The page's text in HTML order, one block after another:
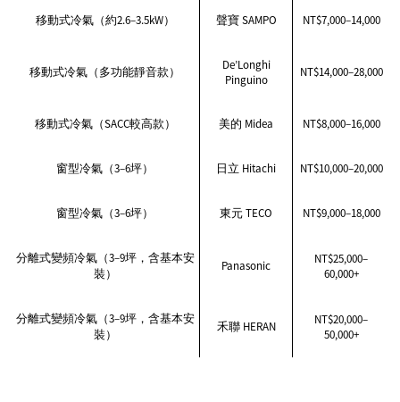
移動式冷氣（約2.6–3.5kW） 聲寶 SAMPO NT$7,000–14,000
移動式冷氣（多功能靜音款）
De’Longhi
Pinguino
NT$14,000–28,000
移動式冷氣（SACC較高款） 美的 Midea NT$8,000–16,000
窗型冷氣（3–6坪） 日立 Hitachi NT$10,000–20,000
窗型冷氣（3–6坪） 東元 TECO NT$9,000–18,000
分離式變頻冷氣（3–9坪，含基本安
裝）
Panasonic
NT$25,000–
60,000+
分離式變頻冷氣（3–9坪，含基本安
裝）
禾聯 HERAN
NT$20,000–
50,000+